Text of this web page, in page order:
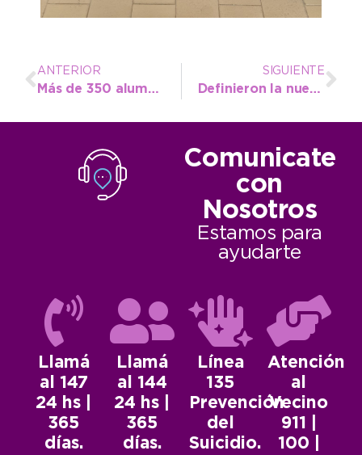
ANTERIOR
Más de 350 alumnos disfrutaron de la Pista Municipal en la jornada de atletismo escolar
SIGUIENTE
Definieron la nueva fecha de la Fiesta de los Pescadores
Comunicate
con
Nosotros
Estamos para
ayudarte
Llamá
al 147
24 hs |
365
días.
Llamá
al 144
24 hs |
365
días.
Línea
135
Prevención
del
Suicidio.
Atención
al
Vecino
911 |
100 |